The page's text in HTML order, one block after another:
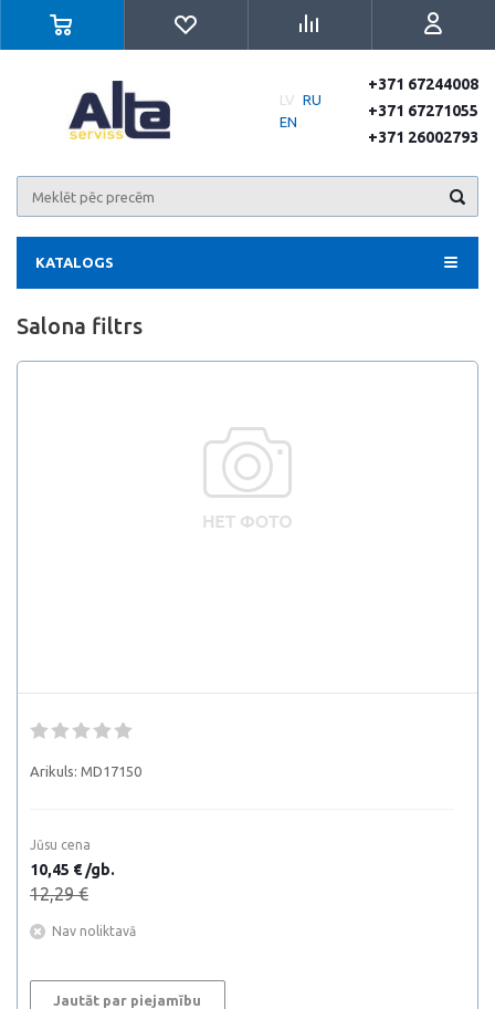
LV RU
EN
+371 67244008
+371 67271055
+371 26002793
KATALOGS
Salona filtrs
Arikuls: MD17150
Jūsu cena
10,45 € /gb.
12,29 €
Nav noliktavā
Jautāt par piejamību